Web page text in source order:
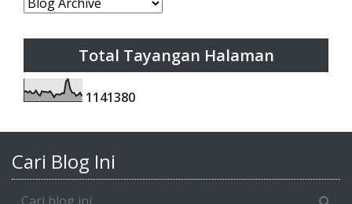
Total Tayangan Halaman
1141380
Cari Blog Ini